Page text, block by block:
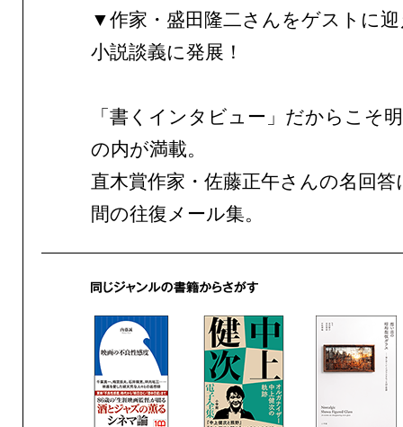
▼作家・盛田隆二さんをゲストに
小説談義に発展！
「書くインタビュー」だからこそ
の内が満載。
直木賞作家・佐藤正午さんの名回答
間の往復メール集。